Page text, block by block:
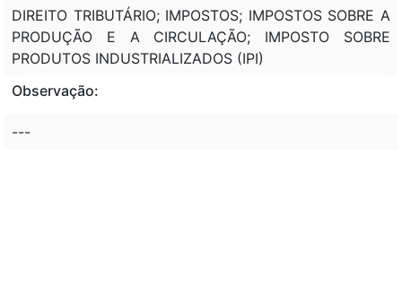
DIREITO TRIBUTÁRIO; IMPOSTOS; IMPOSTOS SOBRE A
PRODUÇÃO E A CIRCULAÇÃO; IMPOSTO SOBRE
PRODUTOS INDUSTRIALIZADOS (IPI)
Observação:
---